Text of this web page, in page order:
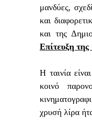
μανδύες,
και
και της
Επίτευξη
Η ταινία
κοινό
χρυσή λίρα